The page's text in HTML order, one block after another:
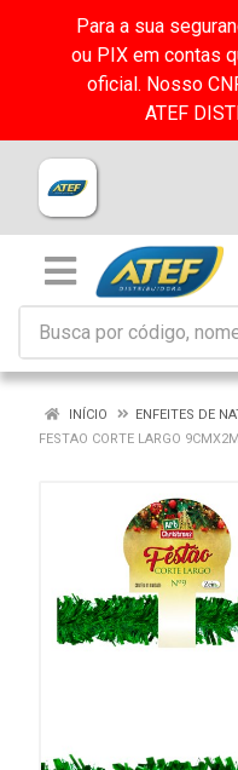
Para a sua
ou PIX em contas
oficial. Nosso
ATEF
INÍCIO
ENFEITES DE
FESTAO CORTE LARGO